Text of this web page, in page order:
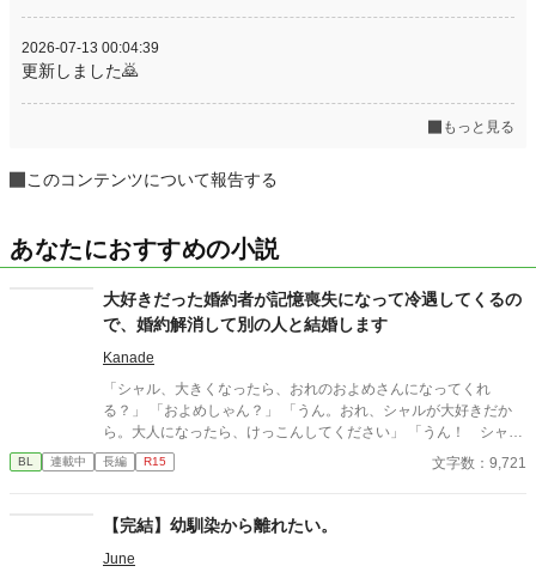
2026-07-13 00:04:39
更新しました🙇
もっと見る
このコンテンツについて報告する
あなたにおすすめの小説
大好きだった婚約者が記憶喪失になって冷遇してくるの
で、婚約解消して別の人と結婚します
Kanade
「シャル、大きくなったら、おれのおよめさんになってくれ
る？」 「およめしゃん？」 「うん。おれ、シャルが大好きだか
ら。大人になったら、けっこんしてください」 「うん！ シャル
もリュシーしゃま、だいしゅき！ およめしゃん、なる！」 ✩
✩ ✩ 幼き日に交わした『約束』。二人が正式に婚約したの
から三年。リュシオンが事故により記憶喪失になったことで、全
てが狂っていく――。 ――――――――――― ✻男しかいな
い、αとΩしかいない世界観なので、女性やβといった概念は出て
BL 連載中 長編 R15 文字数：9,721
【完結】幼馴染から離れたい。
June